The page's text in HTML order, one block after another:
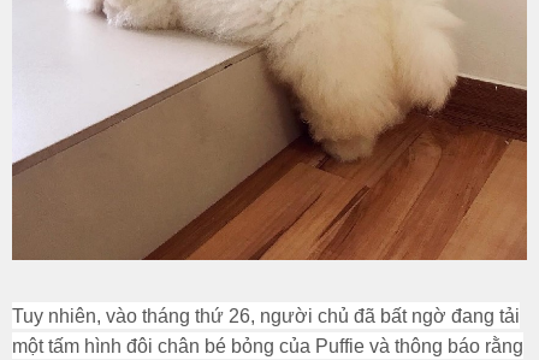
Tuy nhiên, vào tháng thứ 26, người chủ đã bất ngờ đang tải
một tấm hình đôi chân bé bỏng của Puffie và thông báo rằng